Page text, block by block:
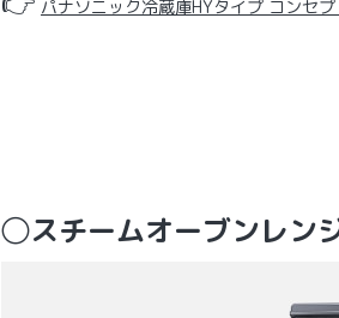
パナソニック冷蔵庫HYタイプ コンセ
◯スチームオーブンレ